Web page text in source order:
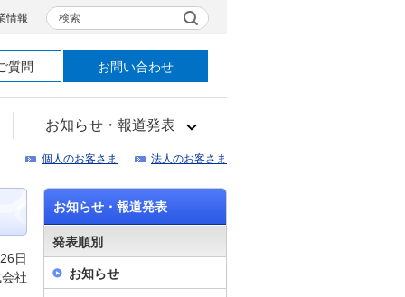
お知らせ・報道発表
情報 検索
質問 お問い合わせ
個人のお客さま 法人のお客さま
日
社
お知らせ・報道発表
発表順別
お知らせ